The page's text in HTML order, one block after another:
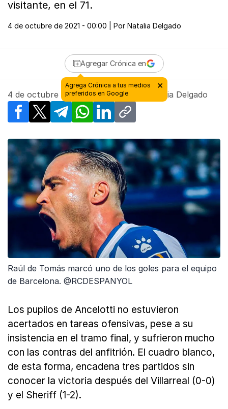
visitante, en el 71.
4 de octubre de 2021 - 00:00 | Por Natalia Delgado
Agregar Crónica en
Agrega Crónica a tus medios
preferidos en Google
×
4 de octubre de 2021 - 00:00| Por Natalia Delgado
Facebook
X TelegramWhatsApp
LinkedInCopy link
Raúl de Tomás marcó uno de los goles para el equipo
de Barcelona. @RCDESPANYOL
Los pupilos de Ancelotti no estuvieron
acertados en tareas ofensivas, pese a su
insistencia en el tramo final, y sufrieron mucho
con las contras del anfitrión. El cuadro blanco,
de esta forma, encadena tres partidos sin
conocer la victoria después del Villarreal (0-0)
y el Sheriff (1-2).